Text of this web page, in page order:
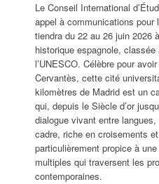
Le Conseil International
appel à communications pour
tiendra du 22 au 26 juin 2026
historique espagnole,
l’UNESCO. Célèbre pour
Cervantès, cette cité
kilomètres de Madrid est un
qui, depuis le Siècle d’or
dialogue vivant entre
cadre, riche en croisements
particulièrement propice à
multiples qui traversent les
contemporaines.